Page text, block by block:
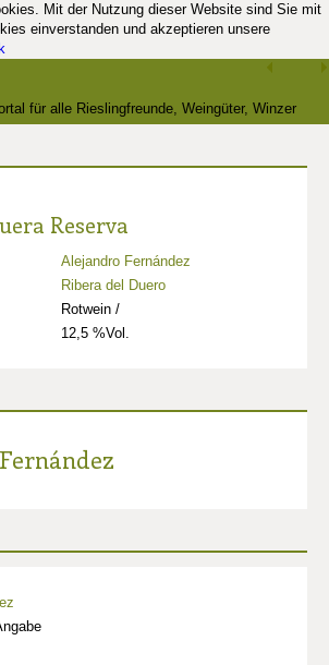
Mit der Nutzung dieser Website sind Sie mit
einverstanden und akzeptieren unsere
für alle Rieslingfreunde, Weingüter, Winzer
Reserva
Alejandro Fernández
Ribera del Duero
Rotwein /
12,5 %Vol.